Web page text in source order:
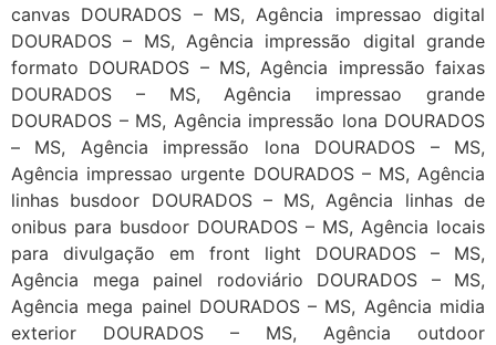
canvas DOURADOS – MS, Agência impressao digital
DOURADOS – MS, Agência impressão digital grande
formato DOURADOS – MS, Agência impressão faixas
DOURADOS – MS, Agência impressao grande
DOURADOS – MS, Agência impressão lona DOURADOS
– MS, Agência impressão lona DOURADOS – MS,
Agência impressao urgente DOURADOS – MS, Agência
linhas busdoor DOURADOS – MS, Agência linhas de
onibus para busdoor DOURADOS – MS, Agência locais
para divulgação em front light DOURADOS – MS,
Agência mega painel rodoviário DOURADOS – MS,
Agência mega painel DOURADOS – MS, Agência midia
exterior DOURADOS – MS, Agência outdoor